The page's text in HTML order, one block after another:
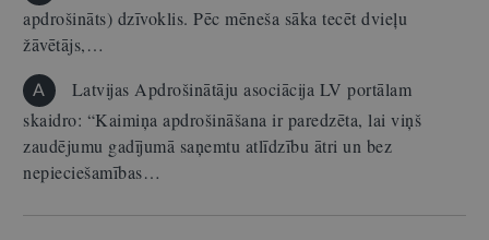
apdrošināts) dzīvoklis. Pēc mēneša sāka tecēt dvieļu
žāvētājs,…
A
Latvijas Apdrošinātāju asociācija LV portālam
skaidro: “Kaimiņa apdrošināšana ir paredzēta, lai viņš
zaudējumu gadījumā saņemtu atlīdzību ātri un bez
nepieciešamības…